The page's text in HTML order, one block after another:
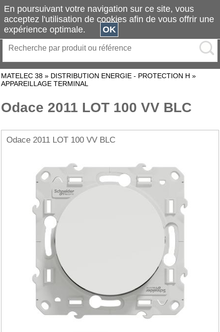
MATELEC 38 » DISTRIBUTION ENERGIE - PROTECTION H »
APPAREILLAGE TERMINAL
Odace 2011 LOT 100 VV BLC
Odace 2011 LOT 100 VV BLC
En poursuivant votre navigation sur ce site, vous
acceptez l'utilisation de cookies afin de vous offrir une
expérience optimale.
OK